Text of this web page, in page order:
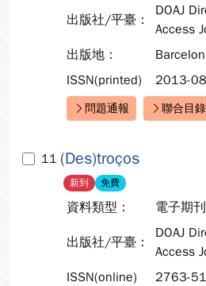
出版社/平臺：
DOAJ
Access
出版地：
ISSN(printed)
2013-
快速連結：
問題通報 聯合目錄
11 (Des)troços
新到 免費
資料類型： 電子期刊
出版社/平臺：
DOAJ
Access
ISSN(online)
2763-